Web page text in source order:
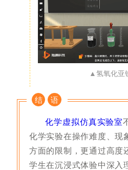
▲氢氧化亚
结 语
化学虚拟仿真实验室
化学实验在操作难度、现
方面的限制，更通过高度
学生在沉浸式体验中深入